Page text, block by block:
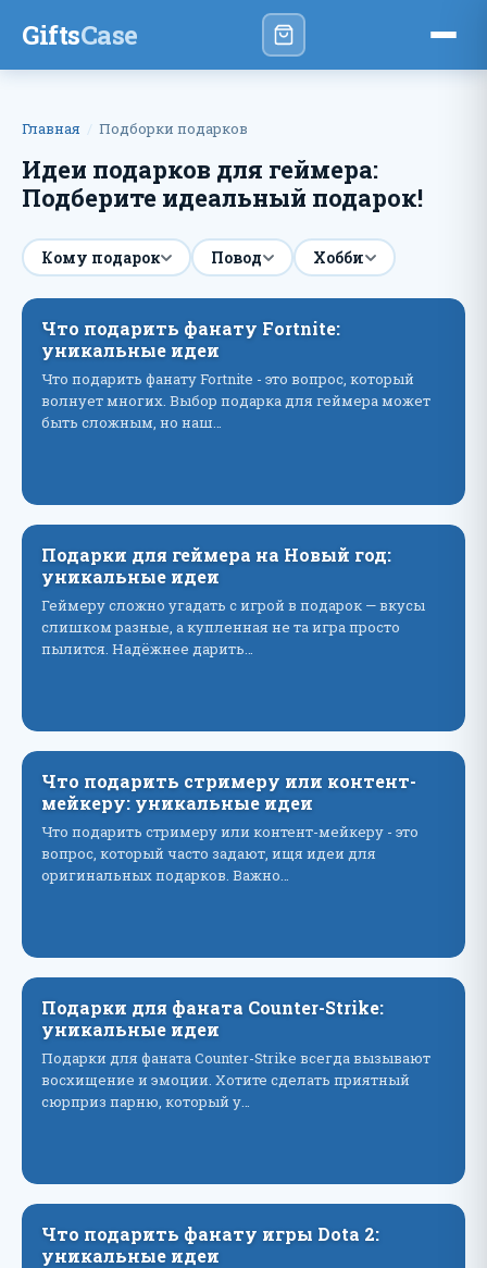
GiftsCase
Главная Подборки подарков
Идеи подарков для геймера:
Подберите идеальный подарок!
Кому подарок Повод Хобби
Что подарить фанату Fortnite:
уникальные идеи
Что подарить фанату Fortnite - это вопрос, который
волнует многих. Выбор подарка для геймера может
быть сложным, но наш…
Подарки для геймера на Новый год:
уникальные идеи
Геймеру сложно угадать с игрой в подарок — вкусы
слишком разные, а купленная не та игра просто
пылится. Надёжнее дарить…
Что подарить стримеру или контент-
мейкеру: уникальные идеи
Что подарить стримеру или контент-мейкеру - это
вопрос, который часто задают, ищя идеи для
оригинальных подарков. Важно…
Подарки для фаната Counter-Strike:
уникальные идеи
Подарки для фаната Counter-Strike всегда вызывают
восхищение и эмоции. Хотите сделать приятный
сюрприз парню, который у…
Что подарить фанату игры Dota 2:
уникальные идеи